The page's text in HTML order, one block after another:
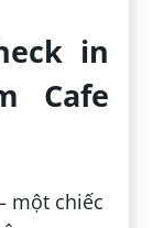
in
Cafe